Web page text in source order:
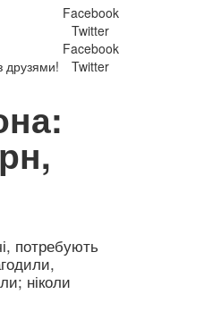
друзями!
Facebook
Twitter
Facebook
Twitter
потребують
ніколи